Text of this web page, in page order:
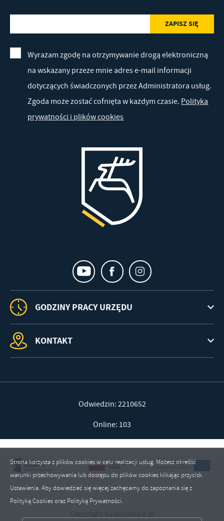
Wyrażam zgodę na otrzymywanie drogą elektroniczną
na wskazany przeze mnie adres e-mail informacji
dotyczących świadczonych przez Administratora usług.
Zgoda może zostać cofnięta w każdym czasie. Polityka
prywatności i plików cookies
GODZINY PRACY URZĘDU
KONTAKT
Odwiedzin: 2210652
Online: 103
Strona korzysta z plików cookies w celu realizacji usług. Możesz określić
warunki przechowywania lub dostępu do plików cookies klikając przycisk
Ustawienia. Aby dowiedzieć się więcej zachęcamy do zapoznania się z
Polityką Cookies oraz Polityką Prywatności.
ZAPISZ WYBRANE